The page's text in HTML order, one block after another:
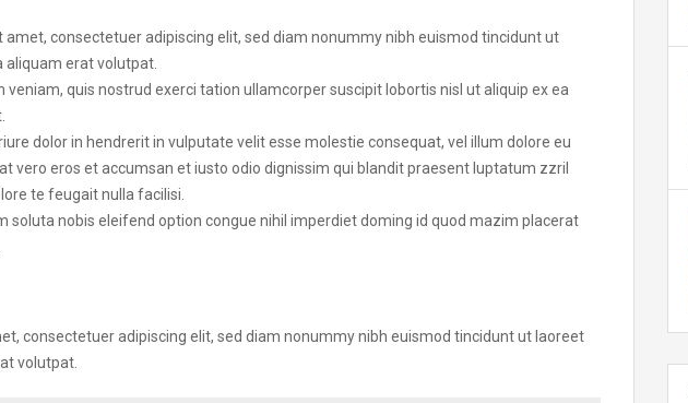
amet, consectetuer adipiscing elit, sed diam nonummy nibh euismod tincidunt ut
aliquam erat volutpat.
veniam, quis nostrud exerci tation ullamcorper suscipit lobortis nisl ut aliquip ex ea
dolor in hendrerit in vulputate velit esse molestie consequat, vel illum dolore eu
vero eros et accumsan et iusto odio dignissim qui blandit praesent luptatum zzril
te feugait nulla facilisi.
soluta nobis eleifend option congue nihil imperdiet doming id quod mazim placerat
consectetuer adipiscing elit, sed diam nonummy nibh euismod tincidunt ut laoreet
volutpat.